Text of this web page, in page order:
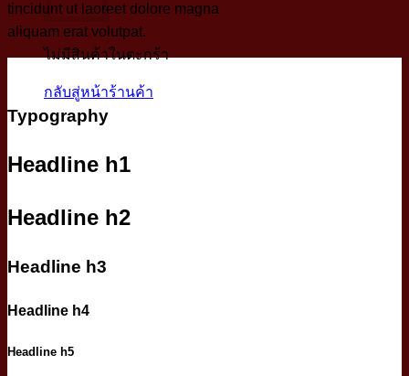
ไม่มีสินค้าในตะกร้า
กลับสู่หน้าร้านค้า
tincidunt ut laoreet dolore magna
aliquam erat volutpat.
Typography
Headline h1
Headline h2
Headline h3
Headline h4
Headline h5